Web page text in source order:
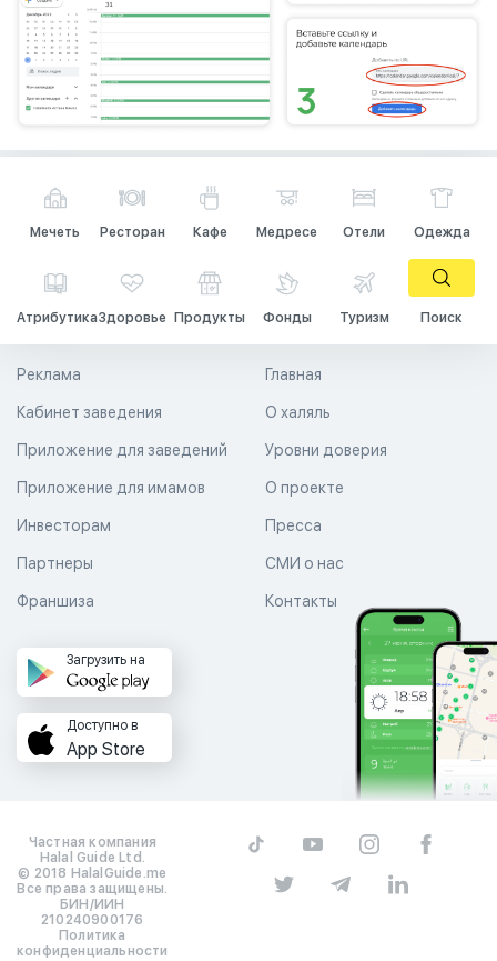
Мечеть Ресторан Кафе Медресе Отели Одежда
АтрибутикаЗдоровье Продукты Фонды Туризм Поиск
Главная
О халяль
Уровни доверия
Реклама
Кабинет заведения
Приложение для заведений
Приложение для имамов О проекте
Пресса
СМИ о нас
Контакты
Инвесторам
Партнеры
Франшиза
Загрузить на
Доступно в
App Store
Частная компания
Halal Guide Ltd.
© 2018 HalalGuide.me
Все права защищены.
БИН/ИИН
210240900176
Политика
конфиденциальности